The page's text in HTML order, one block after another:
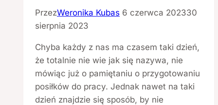
PrzezWeronika Kubas 6 czerwca 202330
sierpnia 2023
Chyba każdy z nas ma czasem taki dzień,
że totalnie nie wie jak się nazywa, nie
mówiąc już o pamiętaniu o przygotowaniu
posiłków do pracy. Jednak nawet na taki
dzień znajdzie się sposób, by nie